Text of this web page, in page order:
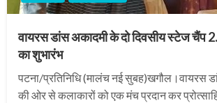
वायरस डांस अकादमी के दो दिवसीय स्टेज चैंप
का शुभारंभ
पटना/प्रतिनिधि (मालंच नई सुबह)खगौल।वायरस
की ओर से कलाकारों को एक मंच प्रदान कर